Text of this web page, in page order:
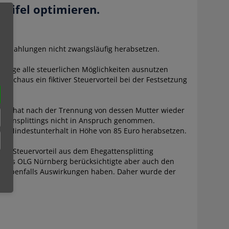
optimieren.
nicht zwangsläufig herabsetzen.
alle steuerlichen Möglichkeiten ausnutzen
ein fiktiver Steuervorteil bei der Festsetzung
hat nach der Trennung von dessen Mutter wieder
nicht in Anspruch genommen.
Mindestunterhalt in Höhe von 85 Euro herabsetzen.
Steuervorteil aus dem Ehegattensplitting
OLG Nürnberg berücksichtigte aber auch den
ebenfalls Auswirkungen haben. Daher wurde der